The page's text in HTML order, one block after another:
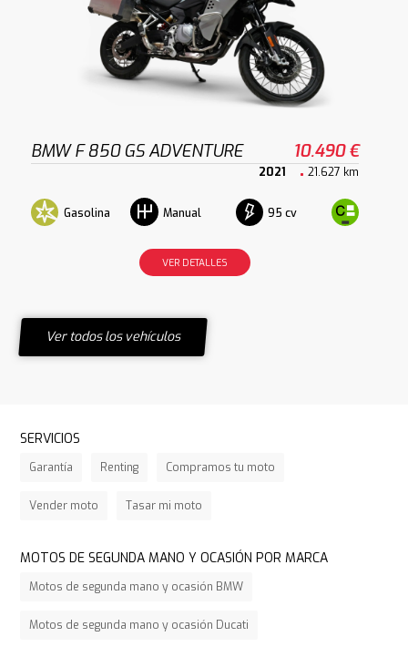
BMW F 850 GS ADVENTURE 10.490 €
2021 21.627 km
Gasolina Manual 95 cv
VER DETALLES
Ver todos los vehículos
SERVICIOS
Garantía Renting Compramos tu moto
Vender moto Tasar mi moto
MOTOS DE SEGUNDA MANO Y OCASIÓN POR MARCA
Motos de segunda mano y ocasión BMW
Motos de segunda mano y ocasión Ducati